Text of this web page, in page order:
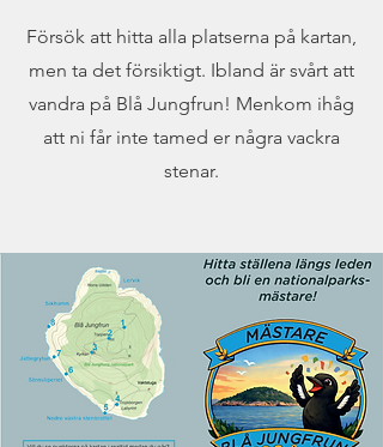
Försök att hitta alla platserna på kartan,
men ta det försiktigt. Ibland är svårt att
vandra på Blå Jungfrun! Menkom ihåg
att ni får inte tamed er några vackra
stenar.